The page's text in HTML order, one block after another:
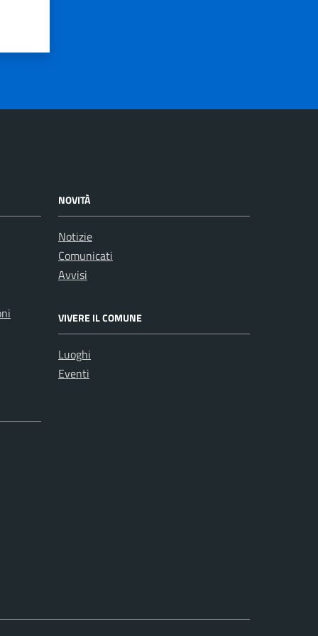
NOVITÀ
Notizie
Comunicati
Avvisi
VIVERE IL COMUNE
Luoghi
Eventi